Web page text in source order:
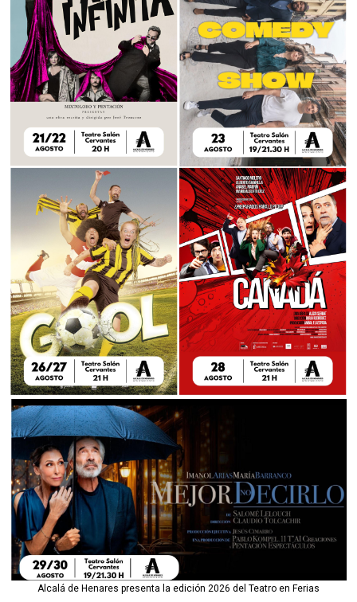
Alcalá de Henares presenta la edición 2026 del Teatro en Ferias